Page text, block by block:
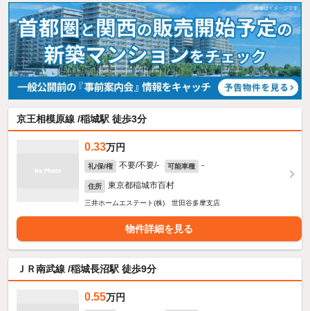
京王相模原線 /稲城駅 徒歩3分
0.33万円
礼/保/権 不要/不要/- 可能車種 -
住所 東京都稲城市百村
三井ホームエステート(株) 世田谷多摩支店
物件詳細を見る
ＪＲ南武線 /稲城長沼駅 徒歩9分
0.55万円